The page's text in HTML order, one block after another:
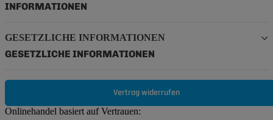
INFORMATIONEN
GESETZLICHE INFORMATIONEN
GESETZLICHE INFORMATIONEN
Vertrag widerrufen
Onlinehandel basiert auf Vertrauen: